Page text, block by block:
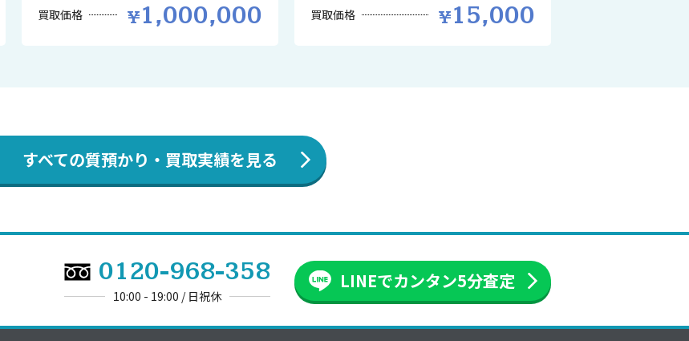
買取価格 1,000,000 買取価格 15,000
すべての質預かり・買取実績を見る
0120-968-358
10:00 - 19:00 / 日祝休
LINEでカンタン5分査定